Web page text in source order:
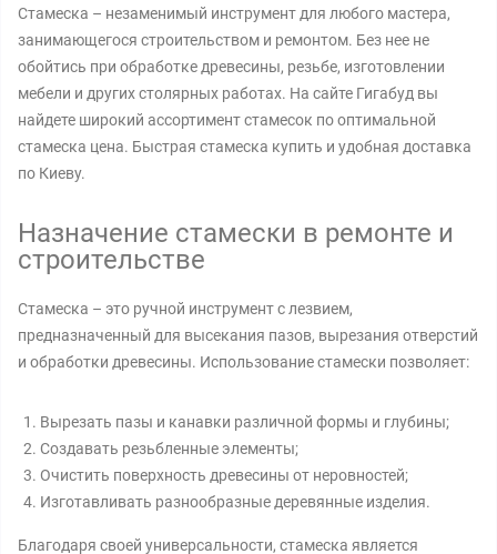
Стамеска – незаменимый инструмент для любого мастера,
занимающегося строительством и ремонтом. Без нее не
обойтись при обработке древесины, резьбе, изготовлении
мебели и других столярных работах. На сайте Гигабуд вы
найдете широкий ассортимент стамесок по оптимальной
стамеска цена. Быстрая стамеска купить и удобная доставка
по Киеву.
Назначение стамески в ремонте и
строительстве
Стамеска – это ручной инструмент с лезвием,
предназначенный для высекания пазов, вырезания отверстий
и обработки древесины. Использование стамески позволяет:
Вырезать пазы и канавки различной формы и глубины;
Создавать резьбленные элементы;
Очистить поверхность древесины от неровностей;
Изготавливать разнообразные деревянные изделия.
Благодаря своей универсальности, стамеска является